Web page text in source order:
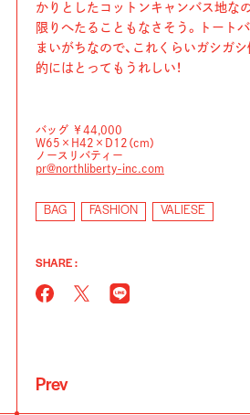
かりとしたコットンキャンバス地な
限りへたることもなさそう。トート
まいがちなので、これくらいガシガシ
的にはとってもうれしい！
バッグ ￥44,000
W65×H42×D12（cm）
ノースリバティー
pr@northliberty-inc.com
BAG FASHION VALIESE
SHARE :
Prev